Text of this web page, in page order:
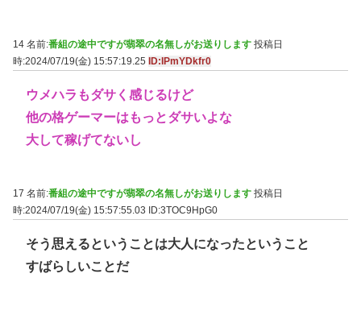
14 名前:番組の途中ですが翡翠の名無しがお送りします 投稿日
時:2024/07/19(金) 15:57:19.25
ID:IPmYDkfr0
ウメハラもダサく感じるけど
他の格ゲーマーはもっとダサいよな
大して稼げてないし
17 名前:番組の途中ですが翡翠の名無しがお送りします 投稿日
時:2024/07/19(金) 15:57:55.03 ID:3TOC9HpG0
そう思えるということは大人になったということ
すばらしいことだ